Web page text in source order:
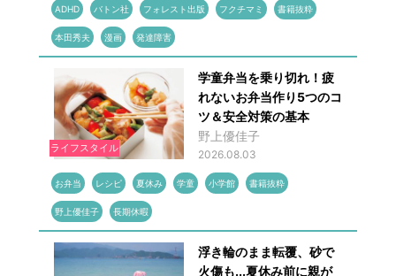
ADHD バトン社 フォレスト出版 フクチマミ 書籍抜粋
本田秀夫 漫画 発達障害
ライフスタイル
学童弁当を乗り切れ！疲
れないお弁当作り5つのコ
ツ＆安全対策の基本
野上優佳子
2026.08.03
お弁当 レシピ 夏休み 学童 小学館 書籍抜粋
野上優佳子 長期休暇
浮き輪のまま転覆、砂で
火傷も...夏休み前に親が